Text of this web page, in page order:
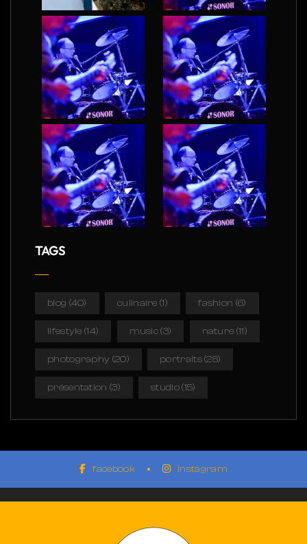
TAGS
blog (40) culinaire (1) fashion (6)
lifestyle (14) music(3) nature (11)
photography (20) portraits(28)
présentation (3) studio(15)
facebook instagram